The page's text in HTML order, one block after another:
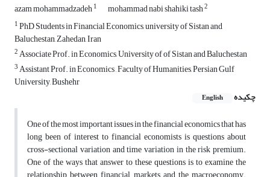
azam mohammadzadeh1 mohammad nabi shahiki tash2
1PhD Students in Financial Economics, university of Sistan and
Baluchestan, Zahedan, Iran
2Associate Prof. in Economics, University of of Sistan and Baluchestan
3Assistant Prof. in Economics , Faculty of Humanities, Persian Gulf
University, Bushehr
چکیده
English
One of the most important issues in the financial economics that has
long been of interest to financial economists is questions about
cross-sectional variation and time variation in the risk premium.
One of the ways that answer to these questions is to examine the